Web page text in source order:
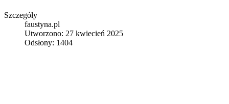
Szczegóły
faustyna.pl
Utworzono: 27 kwiecień 2025
Odsłony: 1404